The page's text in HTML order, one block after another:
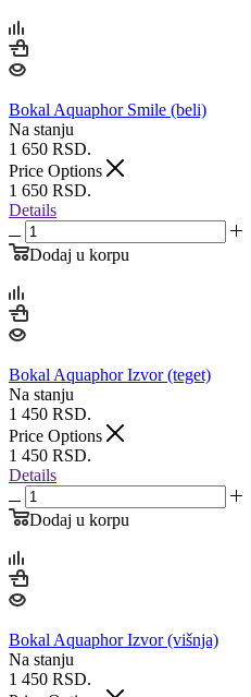
Bokal Aquaphor Smile (beli)
Na stanju
1 650 RSD.
Price Options
1 650 RSD.
Details
Dodaj u korpu
Bokal Aquaphor Izvor (teget)
Na stanju
1 450 RSD.
Price Options
1 450 RSD.
Details
Dodaj u korpu
Bokal Aquaphor Izvor (višnja)
Na stanju
1 450 RSD.